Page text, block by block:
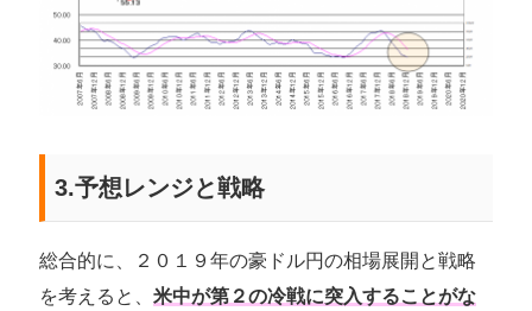
3.予想レンジと戦略
総合的に、２０１９年の豪ドル円の相場展開と戦略
を考えると、 米中が第２の冷戦に突入することがな